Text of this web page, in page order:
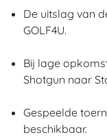
De uitslag van
GOLF4U.
Bij lage
Shotgun naar
Gespeelde
beschikbaar.